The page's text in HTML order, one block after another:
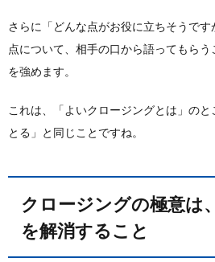
さらに「どんな点がお役に立ちそうで
点について、相手の口から語ってもら
を強めます。
これは、「よいクロージングとは」の
とる」と同じことですね。
クロージングの極意は、お客様の不安
を解消すること